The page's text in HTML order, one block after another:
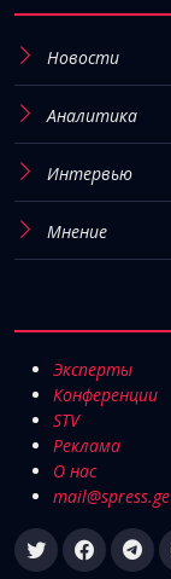
Новости
Аналитика
Интервью
Мнение
Эксперты
Конференции
STV
Реклама
О нас
mail@spress.ge